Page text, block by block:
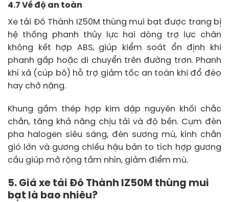
4.7 Về độ an toàn
Xe tải Đô Thành IZ50M thùng mui bạt được trang bị
hệ thống phanh thủy lực hai dòng trợ lực chân
không kết hợp ABS, giúp kiểm soát ổn định khi
phanh gấp hoặc di chuyển trên đường trơn. Phanh
khí xả (cúp bô) hỗ trợ giảm tốc an toàn khi đổ đèo
hay chở nặng.
Khung gầm thép hợp kim dập nguyên khối chắc
chắn, tăng khả năng chịu tải và độ bền. Cụm đèn
pha halogen siêu sáng, đèn sương mù, kính chắn
gió lớn và gương chiếu hậu bản to tích hợp gương
cầu giúp mở rộng tầm nhìn, giảm điểm mù.
5. Giá xe tải Đô Thành IZ50M thùng mui
bạt là bao nhiêu?